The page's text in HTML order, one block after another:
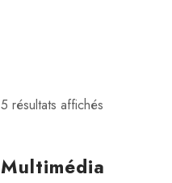
5 résultats affichés
Multimédia